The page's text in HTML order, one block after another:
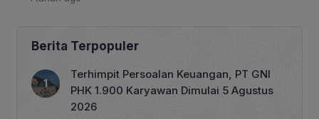
02 Pagi. Bertempat di lahan Orange
Urban Farming yang berlokasi di
Perumahan Kosambi Baru RW 10,
menjadi ajang belajar langsung bagi
anak-anak mengenai pentingnya
menanam […]
Berita Terpopuler
Terhimpit Persoalan Keuangan, PT GNI
PHK 1.900 Karyawan Dimulai 5 Agustus
2026